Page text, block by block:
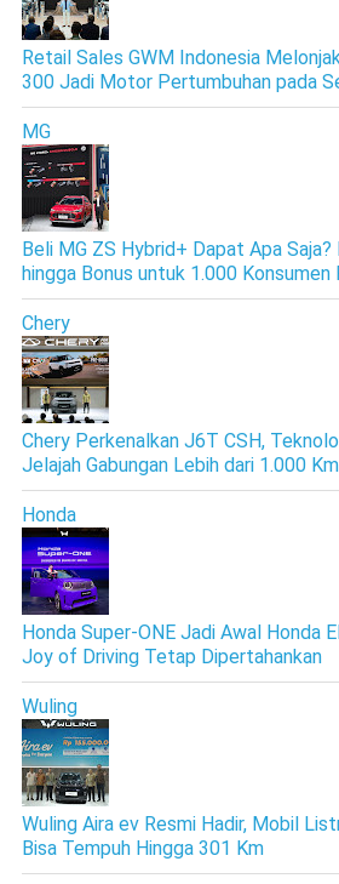
Retail Sales GWM Indonesia
300 Jadi Motor Pertumbuhan pada
MG
Beli MG ZS Hybrid+ Dapat Apa Saja?
hingga Bonus untuk 1.000 Konsumen
Chery
Chery Perkenalkan J6T CSH,
Jelajah Gabungan Lebih dari 1.000 Km
Honda
Honda Super-ONE Jadi Awal Honda
Joy of Driving Tetap Dipertahankan
Wuling
Wuling Aira ev Resmi Hadir, Mobil
Bisa Tempuh Hingga 301 Km